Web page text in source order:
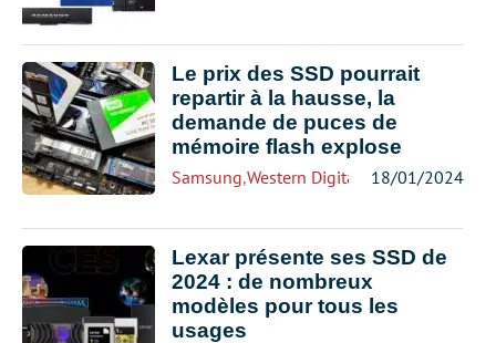
Le prix des SSD pourrait
repartir à la hausse, la
demande de puces de
mémoire flash explose
Samsung,Western Digital 18/01/2024
Lexar présente ses SSD de
2024 : de nombreux
modèles pour tous les
usages